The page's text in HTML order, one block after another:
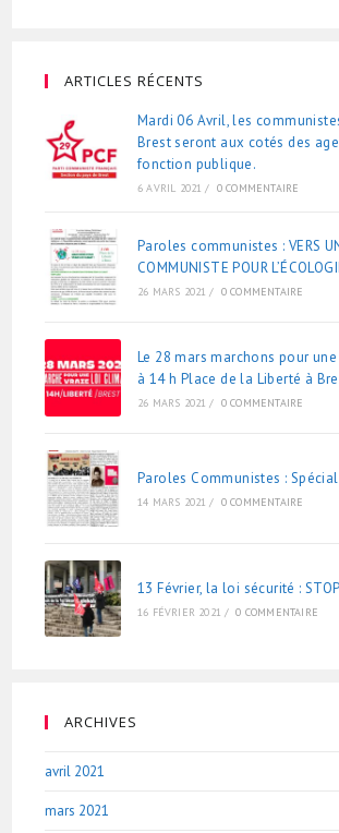
ARTICLES RÉCENTS
Mardi 06 Avril, les
Brest seront aux cotés des
fonction publique.
6 AVRIL 2021 / 0 COMMENTAIRE
Paroles communistes : VERS
COMMUNISTE POUR
26 MARS 2021 / 0 COMMENTAIRE
Le 28 mars marchons pour
à 14 h Place de la Liberté à
26 MARS 2021 / 0 COMMENTAIRE
Paroles Communistes :
14 MARS 2021 / 0 COMMENTAIRE
13 Février, la loi sécurité :
16 FÉVRIER 2021 / 0 COMMENTAIRE
ARCHIVES
avril 2021
mars 2021